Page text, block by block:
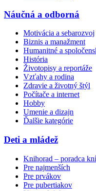
Náučná a odborná
Motivácia a sebarozvoj
Biznis a manažment
Humanitné a
História
Životopisy a reportáže
Vzťahy a rodina
Zdravie a životný štýl
Počítače a internet
Hobby
Umenie a dizajn
Ďalšie kategórie
Deti a mládež
Knihorad – poradca
Pre najmenších
Pre prvákov
Pre pubertiakov